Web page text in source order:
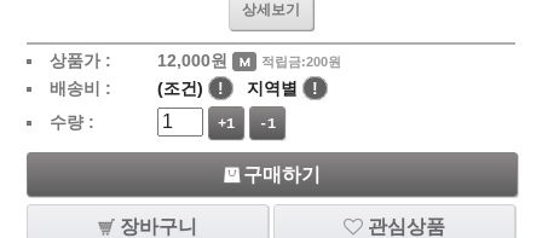
상세보기
상품가 : 12,000원 적립금:200원
배송비 : (조건) ! 지역별
!
수량 :
+1 -1
구매하기
장바구니 관심상품